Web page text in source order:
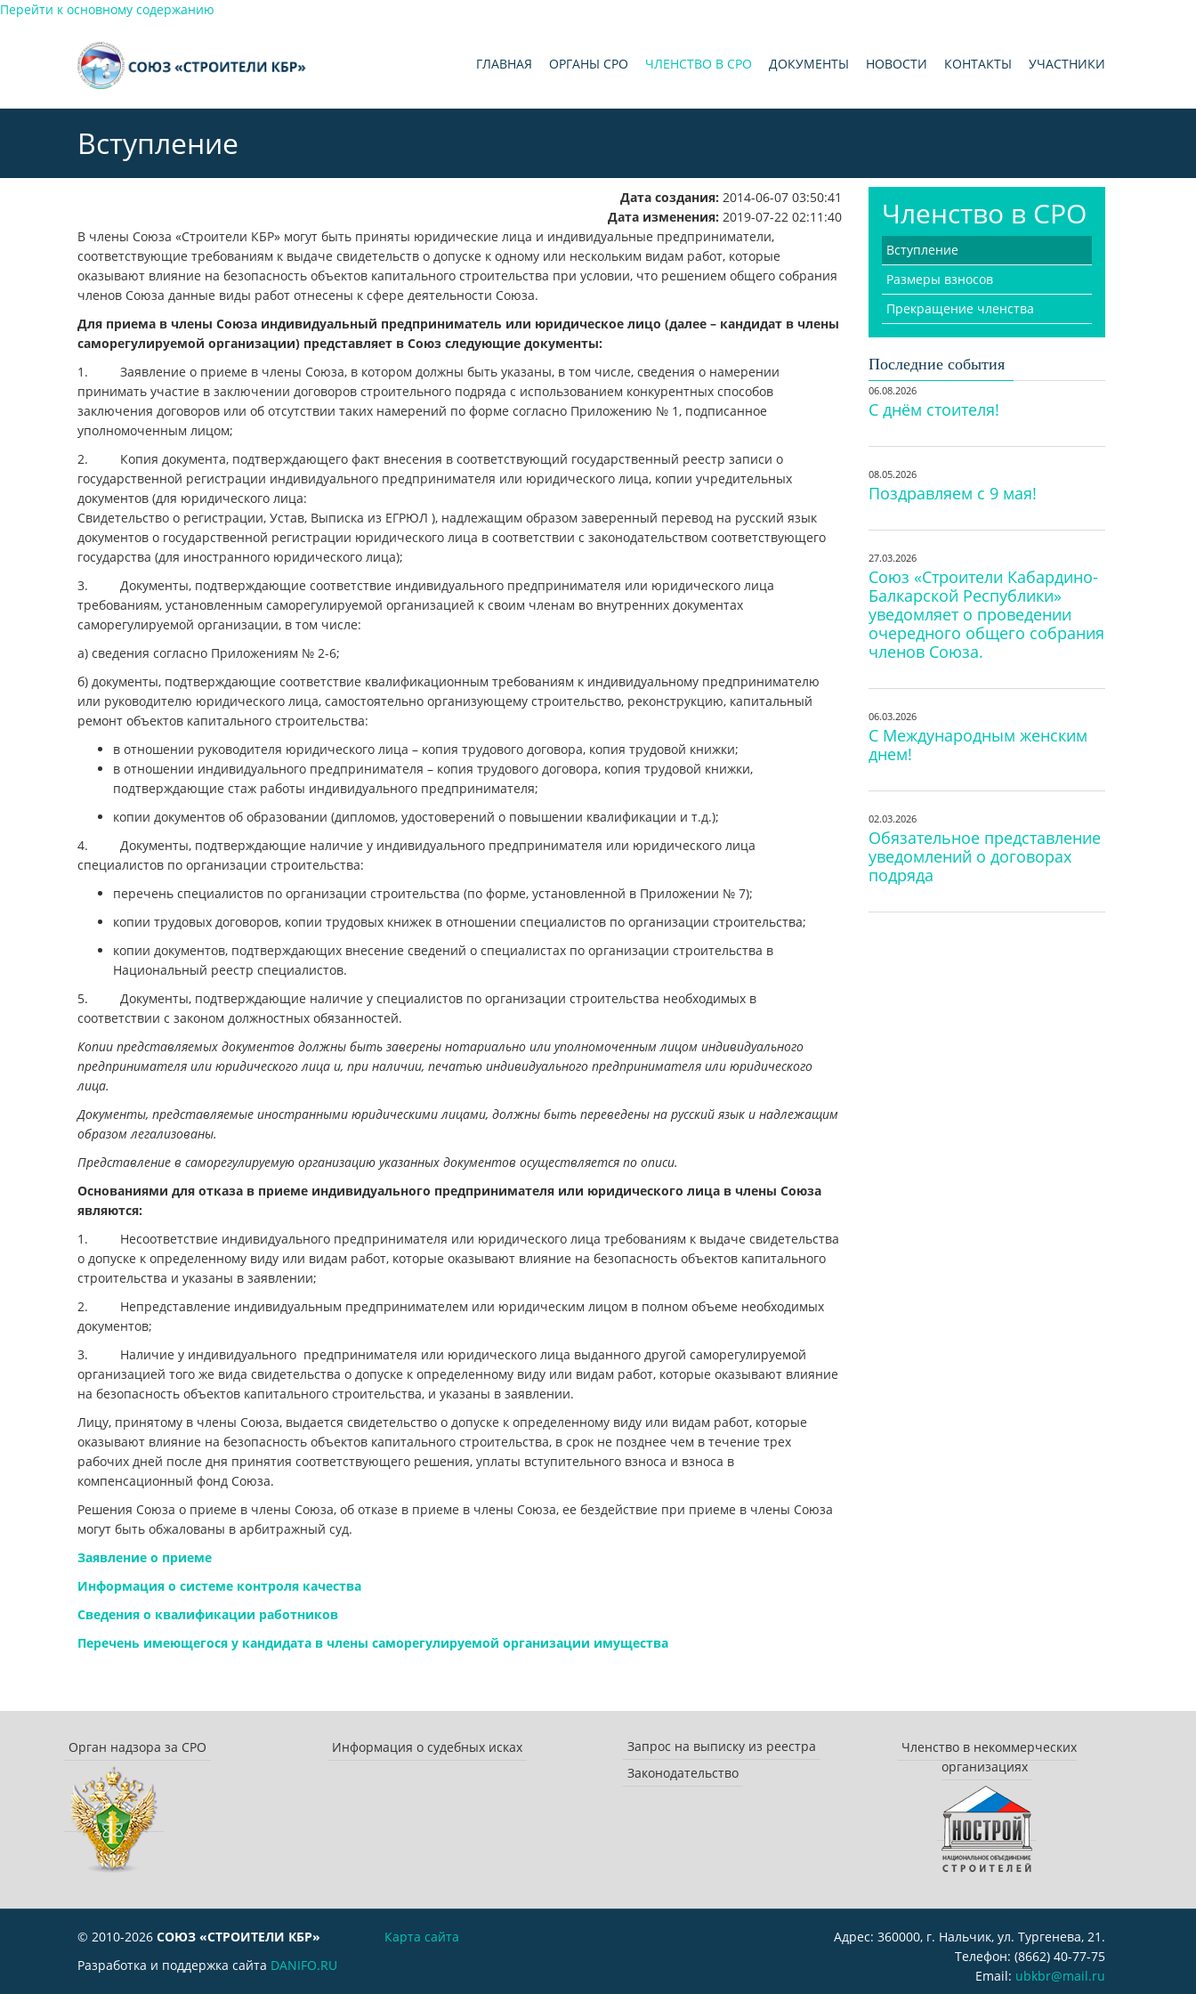
Перейти к основному содержанию
ГЛАВНАЯ ОРГАНЫ СРО ЧЛЕНСТВО В СРО ДОКУМЕНТЫ НОВОСТИ КОНТАКТЫ УЧАСТНИКИ
Вступление
Дата создания: 2014-06-07 03:50:41
Дата изменения: 2019-07-22 02:11:40
В члены Союза «Строители КБР» могут быть приняты юридические лица и индивидуальные предприниматели,
соответствующие требованиям к выдаче свидетельств о допуске к одному или нескольким видам работ, которые
оказывают влияние на безопасность объектов капитального строительства при условии, что решением общего собрания
членов Союза данные виды работ отнесены к сфере деятельности Союза.
Для приема в члены Союза индивидуальный предприниматель или юридическое лицо (далее – кандидат в члены
саморегулируемой организации) представляет в Союз следующие документы:
1. Заявление о приеме в члены Союза, в котором должны быть указаны, в том числе, сведения о намерении
принимать участие в заключении договоров строительного подряда с использованием конкурентных способов
заключения договоров или об отсутствии таких намерений по форме согласно Приложению № 1, подписанное
уполномоченным лицом;
2. Копия документа, подтверждающего факт внесения в соответствующий государственный реестр записи о
государственной регистрации индивидуального предпринимателя или юридического лица, копии учредительных
документов (для юридического лица:
Свидетельство о регистрации, Устав, Выписка из ЕГРЮЛ ), надлежащим образом заверенный перевод на русский язык
документов о государственной регистрации юридического лица в соответствии с законодательством соответствующего
государства (для иностранного юридического лица);
3. Документы, подтверждающие соответствие индивидуального предпринимателя или юридического лица
требованиям, установленным саморегулируемой организацией к своим членам во внутренних документах
саморегулируемой организации, в том числе:
а) сведения согласно Приложениям № 2-6;
б) документы, подтверждающие соответствие квалификационным требованиям к индивидуальному предпринимателю
или руководителю юридического лица, самостоятельно организующему строительство, реконструкцию, капитальный
ремонт объектов капитального строительства:
в отношении руководителя юридического лица – копия трудового договора, копия трудовой книжки;
в отношении индивидуального предпринимателя – копия трудового договора, копия трудовой книжки,
подтверждающие стаж работы индивидуального предпринимателя;
копии документов об образовании (дипломов, удостоверений о повышении квалификации и т.д.);
4. Документы, подтверждающие наличие у индивидуального предпринимателя или юридического лица
специалистов по организации строительства:
перечень специалистов по организации строительства (по форме, установленной в Приложении № 7);
копии трудовых договоров, копии трудовых книжек в отношении специалистов по организации строительства;
копии документов, подтверждающих внесение сведений о специалистах по организации строительства в
Национальный реестр специалистов.
5. Документы, подтверждающие наличие у специалистов по организации строительства необходимых в
соответствии с законом должностных обязанностей.
Копии представляемых документов должны быть заверены нотариально или уполномоченным лицом индивидуального
предпринимателя или юридического лица и, при наличии, печатью индивидуального предпринимателя или юридического
лица.
Документы, представляемые иностранными юридическими лицами, должны быть переведены на русский язык и надлежащим
образом легализованы.
Представление в саморегулируемую организацию указанных документов осуществляется по описи.
Основаниями для отказа в приеме индивидуального предпринимателя или юридического лица в члены Союза
являются:
1. Несоответствие индивидуального предпринимателя или юридического лица требованиям к выдаче свидетельства
о допуске к определенному виду или видам работ, которые оказывают влияние на безопасность объектов капитального
строительства и указаны в заявлении;
2. Непредставление индивидуальным предпринимателем или юридическим лицом в полном объеме необходимых
документов;
3. Наличие у индивидуального предпринимателя или юридического лица выданного другой саморегулируемой
организацией того же вида свидетельства о допуске к определенному виду или видам работ, которые оказывают влияние
на безопасность объектов капитального строительства, и указаны в заявлении.
Лицу, принятому в члены Союза, выдается свидетельство о допуске к определенному виду или видам работ, которые
оказывают влияние на безопасность объектов капитального строительства, в срок не позднее чем в течение трех
рабочих дней после дня принятия соответствующего решения, уплаты вступительного взноса и взноса в
компенсационный фонд Союза.
Решения Союза о приеме в члены Союза, об отказе в приеме в члены Союза, ее бездействие при приеме в члены Союза
могут быть обжалованы в арбитражный суд.
Заявление о приеме
Информация о системе контроля качества
Сведения о квалификации работников
Перечень имеющегося у кандидата в члены саморегулируемой организации имущества
Членство в СРО
Вступление
Размеры взносов
Прекращение членства
Последние события
06.08.2026
С днём стоителя!
08.05.2026
Поздравляем с 9 мая!
27.03.2026
Союз «Строители Кабардино-
Балкарской Республики»
уведомляет о проведении
очередного общего собрания
членов Союза.
06.03.2026
С Международным женским
днем!
02.03.2026
Обязательное представление
уведомлений о договорах
подряда
Орган надзора за СРО Информация о судебных исках
Запрос на выписку из реестра
Законодательство
Членство в некоммерческих
организациях
© 2010-2026 СОЮЗ «СТРОИТЕЛИ КБР»
Карта сайта
Разработка и поддержка сайта DANIFO.RU
Адрес: 360000, г. Нальчик, ул. Тургенева, 21.
Телефон: (8662) 40-77-75
Email: ubkbr@mail.ru